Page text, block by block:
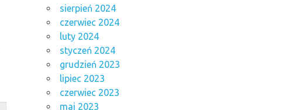
sierpień 2024
czerwiec 2024
luty 2024
styczeń 2024
grudzień 2023
lipiec 2023
czerwiec 2023
maj 2023